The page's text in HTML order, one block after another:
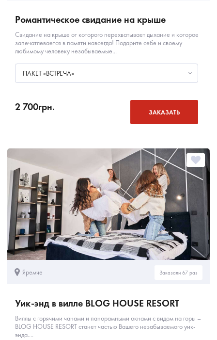
Романтическое свидание на крыше
Свидание на крыше от которого перехватывает дыхание и которое
запечатлевается в памяти навсегда! Подарите себе и своему
любимому человеку незабываемые...
ПАКЕТ «ВСТРЕЧА»
2 700грн. ЗАКАЗАТЬ
Яремче Заказали 67 раз
Уик-энд в вилле BLOG HOUSE RESORT
Виллы с горячими чанами и панорамными окнами с видом на горы –
BLOG HOUSE RESORT станет частью Вашего незабываемого уик-
энда....